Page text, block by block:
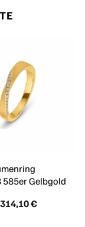
Gelbgold
Ursprünglicher
Preis
314,10€Aktueller